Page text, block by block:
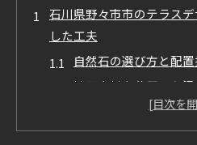
石川県野々市市のテラス
した工夫
自然石の選び方と配
地元木材を使用した温
野々市市特有の気候
地域の景観に調和す